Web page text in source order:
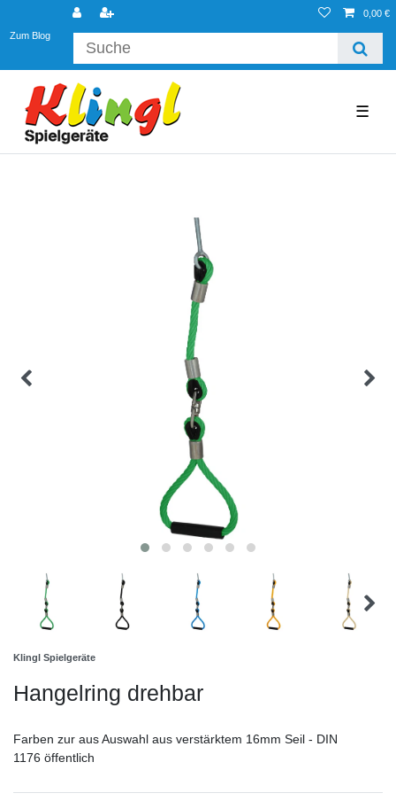
Zum Blog
0,00 €
☰
Klingl Spielgeräte
Hangelring drehbar
Farben zur aus Auswahl aus verstärktem 16mm Seil - DIN
1176 öffentlich